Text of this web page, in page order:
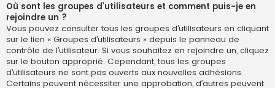
Où sont les groupes d’utilisateurs et comment puis-je en
rejoindre un ?
Vous pouvez consulter tous les groupes d’utilisateurs en cliquant
sur le lien « Groupes d’utilisateurs » depuis le panneau de
contrôle de l’utilisateur. Si vous souhaitez en rejoindre un, cliquez
sur le bouton approprié. Cependant, tous les groupes
d’utilisateurs ne sont pas ouverts aux nouvelles adhésions.
Certains peuvent nécessiter une approbation, d’autres peuvent